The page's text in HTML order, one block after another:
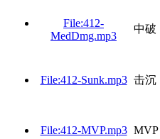
File:412-
MedDmg.mp3
中破
File:412-Sunk.mp3 击沉
File:412-MVP.mp3 MVP